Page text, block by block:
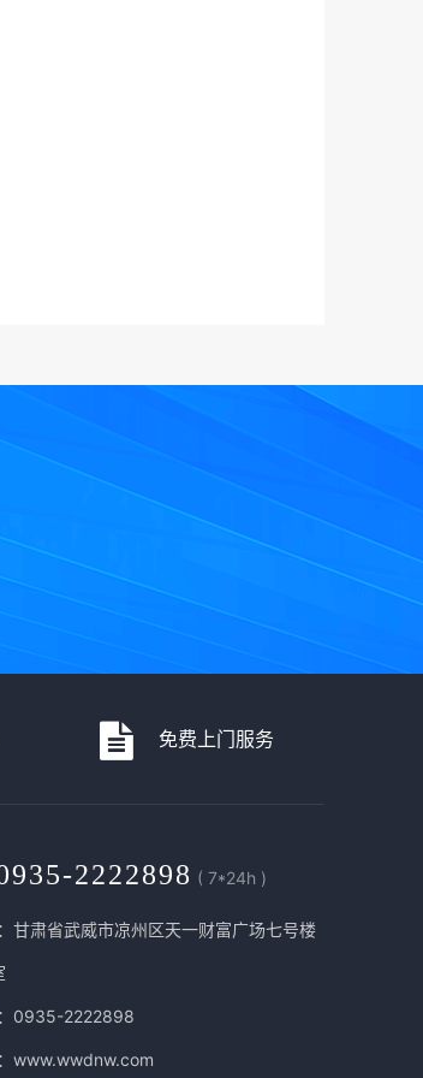
免费上门服务
2222898 ( 7*24h )
甘肃省武威市凉州区天一财富广场七号楼
0935-2222898
www.wwdnw.com